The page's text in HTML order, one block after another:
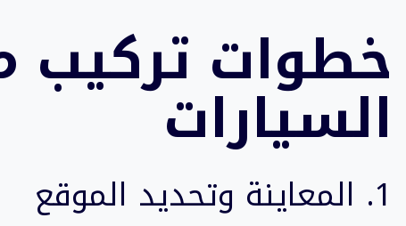
خطوات تركيب
السيارات
1. المعاينة وتحديد الموقع